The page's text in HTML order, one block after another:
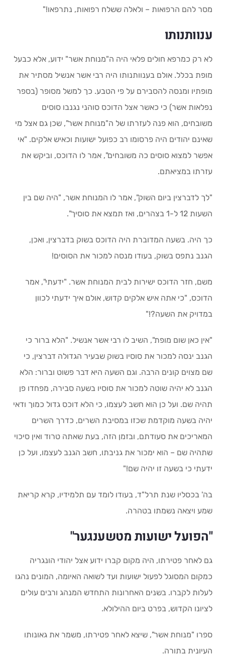
מסר להם הרפואות – ולאלה ששלח רפואות, נתרפאו!"
ענוותנותו
לא רק כמרפא חולים פלאי היה ה"מנוחת אשר" ידוע, אלא כבעל
מופת בכלל. אולם בענוותנותו היה רבי אשר אנשיל מסתיר את
מופתיו ומנסה להסבירם על פי הטבע. כך למשל מסופר (בספר
נפלאות אשר) כי כאשר אצל הדוכס סוהני נגנבו סוסים
משובחים, הוא פנה לעזרתו של ה"מנוחת אשר", שכן גם אצל מי
שאינם יהודים היה פרסומו רב כפועל ישועות וכאיש אלקים. "אי
אפשר למצוא סוסים כה משובחים", אמר לו הדוכס, וביקש את
עזרתו במציאתם.
"לך לדברצין ביום השוק", אמר לו המנוחת אשר, "היה שם בין
השעות 12 ל-1 בצהרים, ואז תמצא את סוסיך".
כך היה. בשעה המדוברת היה הדוכס בשוק בדברצין, ואכן,
הגנב נתפס בשוק, בעודו מנסה למכור את הסוסים!
משם, חזר הדוכס ישירות לבית המנוחת אשר. "ידעתי", אמר
הדוכס, "כי אתה איש אלקים קדוש, אולם איך ידעתי לכוון
במדויק את השעה?!"
"אין כאן שום מופת", השיב לו רבי אשר אנשיל. "הלא ברור כי
הגנב ינסה למכור את סוסיו בשוק שבעיר הגדולה דברצין, כי
שם מצוים קונים הרבה. וגם השעה היא דבר פשוט וברור: הלא
הגנב לא יהיה שוטה למכור את סוסיו בשעה סבירה, מפחדו פן
תהיה שם. ועל כן הוא חשב לעצמו, כי הלא דוכס גדול כמוך ודאי
יהיה בשעה מוקדמת שכזו במסיבת השרים, כדרך השרים
המאריכים את סעודתם, ובזמן הזה, בעת שאתה טרוד ואין סיכוי
שתהיה שם – הוא ימכור את גניבתו, חשב הגנב לעצמו, ועל כן
ידעתי כי בשעה זו יהיה שם!"
בה' בכסליו שנת תרל"ד, בעודו לומד עם תלמידיו, קרא קריאת
שמע ויצאה נשמתו בטהרה.
"הפועל ישועות מטשענגער"
גם לאחר פטירתו, היה מקום קברו ידוע אצל יהודי הונגריה
כמקום המסוגל לפעול ישועות ועד לשואה האיומה, המונים נהגו
לעלות לקברו. בשנים האחרונות התחדש המנהג ורבים עולים
לציונו הקדוש, בפרט ביום ההילולא.
ספרו "מנוחת אשר", שיצא לאחר פטירתו, משמר את גאונותו
העיונית בתורה.